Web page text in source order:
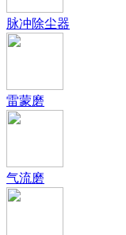
脉冲除尘器
雷蒙磨
气流磨